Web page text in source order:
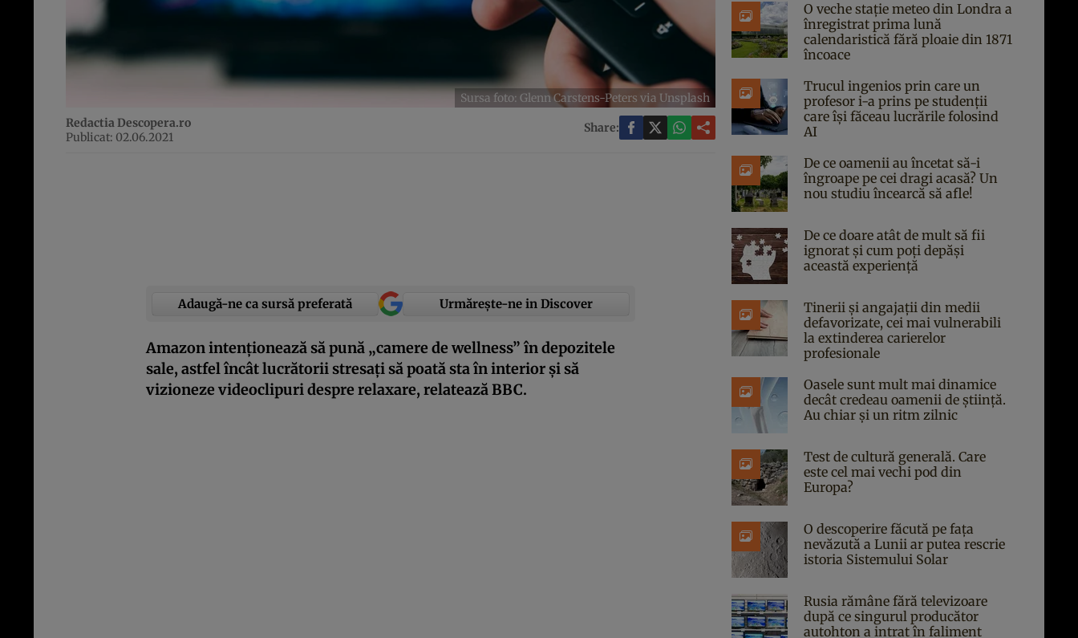
Sursa foto: Glenn Carstens-Peters via Unsplash
Redactia Descopera.ro
Publicat: 02.06.2021
Share:
Adaugă-ne ca sursă preferată Urmărește-ne in Discover
Amazon intenționează să pună „camere de wellness” în depozitele
sale, astfel încât lucrătorii stresați să poată sta în interior și să
vizioneze videoclipuri despre relaxare, relatează BBC.
O veche stație meteo din Londra a
înregistrat prima lună
calendaristică fără ploaie din 1871
încoace
Trucul ingenios prin care un
profesor i-a prins pe studenții
care își făceau lucrările folosind
AI
De ce oamenii au încetat să-i
îngroape pe cei dragi acasă? Un
nou studiu încearcă să afle!
De ce doare atât de mult să fii
ignorat și cum poți depăși
această experiență
Tinerii și angajații din medii
defavorizate, cei mai vulnerabili
la extinderea carierelor
profesionale
Oasele sunt mult mai dinamice
decât credeau oamenii de știință.
Au chiar și un ritm zilnic
Test de cultură generală. Care
este cel mai vechi pod din
Europa?
O descoperire făcută pe fața
nevăzută a Lunii ar putea rescrie
istoria Sistemului Solar
Rusia rămâne fără televizoare
după ce singurul producător
autohton a intrat în faliment